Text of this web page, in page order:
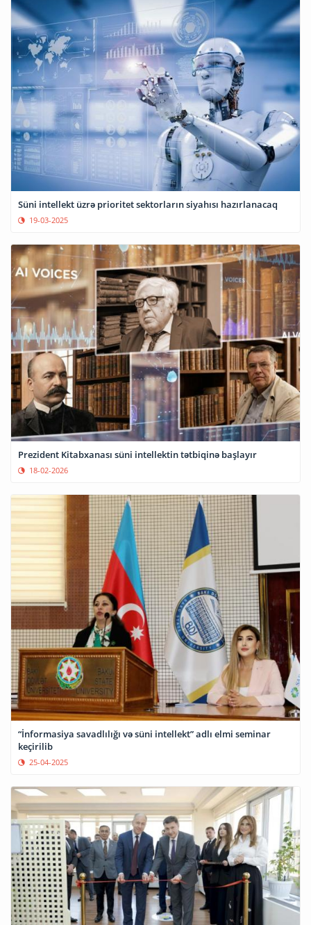
Süni intellekt üzrə prioritet sektorların siyahısı hazırlanacaq
19-03-2025
Prezident Kitabxanası süni intellektin tətbiqinə başlayır
18-02-2026
“İnformasiya savadlılığı və süni intellekt” adlı elmi seminar
keçirilib
25-04-2025